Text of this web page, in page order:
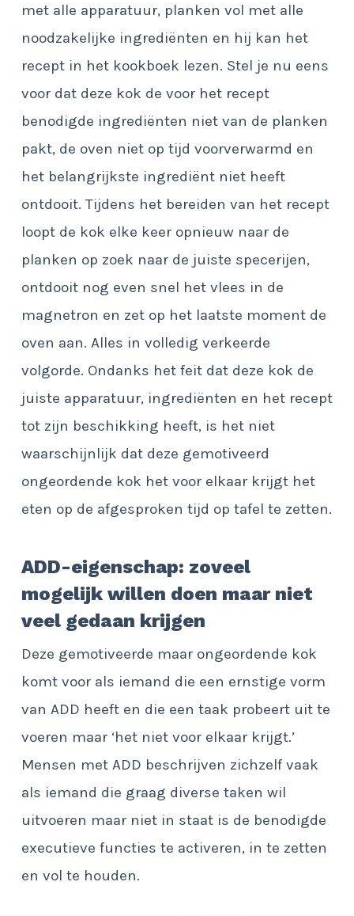
met alle apparatuur, planken vol met alle
noodzakelijke ingrediënten en hij kan het
recept in het kookboek lezen. Stel je nu eens
voor dat deze kok de voor het recept
benodigde ingrediënten niet van de planken
pakt, de oven niet op tijd voorverwarmd en
het belangrijkste ingrediënt niet heeft
ontdooit. Tijdens het bereiden van het recept
loopt de kok elke keer opnieuw naar de
planken op zoek naar de juiste specerijen,
ontdooit nog even snel het vlees in de
magnetron en zet op het laatste moment de
oven aan. Alles in volledig verkeerde
volgorde. Ondanks het feit dat deze kok de
juiste apparatuur, ingrediënten en het recept
tot zijn beschikking heeft, is het niet
waarschijnlijk dat deze gemotiveerd
ongeordende kok het voor elkaar krijgt het
eten op de afgesproken tijd op tafel te zetten.
ADD-eigenschap: zoveel
mogelijk willen doen maar niet
veel gedaan krijgen
Deze gemotiveerde maar ongeordende kok
komt voor als iemand die een ernstige vorm
van ADD heeft en die een taak probeert uit te
voeren maar ‘het niet voor elkaar krijgt.’
Mensen met ADD beschrijven zichzelf vaak
als iemand die graag diverse taken wil
uitvoeren maar niet in staat is de benodigde
executieve functies te activeren, in te zetten
en vol te houden.